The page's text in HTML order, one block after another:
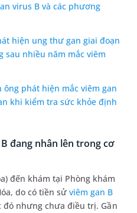
virus B và các phương
hiện ung thư gan giai đoạn
sau nhiều năm mắc viêm
ông phát hiện mắc viêm gan
khi kiểm tra sức khỏe định
đang nhân lên trong cơ
đến khám tại Phòng khám
do có tiền sửviêm gan B
nhưng chưa điều trị. Gần